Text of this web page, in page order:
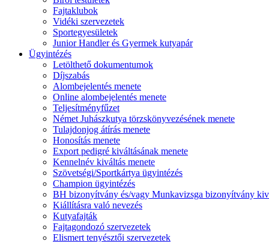
Fajtaklubok
Vidéki szervezetek
Sportegyesületek
Junior Handler és Gyermek kutyapár
Ügyintézés
Letölthető dokumentumok
Díjszabás
Alombejelentés menete
Online alombejelentés menete
Teljesítményfűzet
Német Juhászkutya törzskönyvezésének menete
Tulajdonjog átírás menete
Honosítás menete
Export pedigré kiváltásának menete
Kennelnév kiváltás menete
Szövetségi/Sportkártya ügyintézés
Champion ügyintézés
BH bizonyítvány és/vagy Munkavizsga bizonyítvány
Kiállításra való nevezés
Kutyafajták
Fajtagondozó szervezetek
Elismert tenyésztői szervezetek